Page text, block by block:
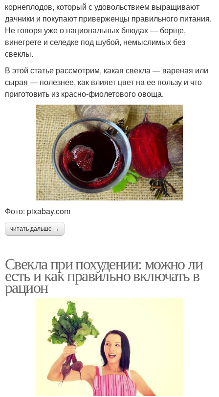
корнеплодов, который с удовольствием выращивают
дачники и покупают приверженцы правильного питания.
Не говоря уже о национальных блюдах — борще,
винегрете и селедке под шубой, немыслимых без
свеклы.
В этой статье рассмотрим, какая свекла — вареная или
сырая — полезнее, как влияет цвет на ее пользу и что
приготовить из красно-фиолетового овоща.
Фото: pixabay.com
читать дальше →
Свекла при похудении: можно ли
есть и как правильно включать в
рацион